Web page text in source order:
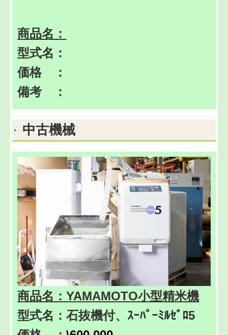
商品名：
型式名：
価格 ：
備考 ：
中古機械
商品名：YAMAMOTO小型精米機
型式名：石抜機付、ｽｰﾊﾟｰﾐﾙｾﾞﾛ5